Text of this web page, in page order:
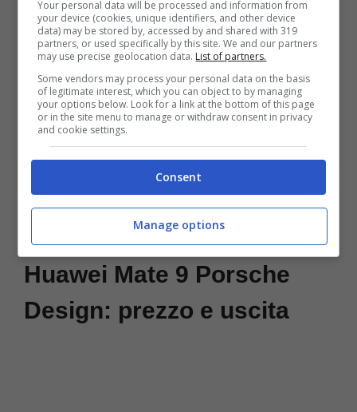
[npgallery id=13003]
Huawei Mate 9 Porsche
Design: prezzo e uscita
Your personal data will be processed and information from
your device (cookies, unique identifiers, and other device
data) may be stored by, accessed by and shared with 319
partners, or used specifically by this site. We and our partners
may use precise geolocation data. List of partners.
Some vendors may process your personal data on the basis
of legitimate interest, which you can object to by managing
your options below. Look for a link at the bottom of this page
or in the site menu to manage or withdraw consent in privacy
and cookie settings.
Consent
Manage options